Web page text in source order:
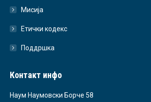
Мисија
Етички кодекс
Поддршка
Контакт инфо
Наум Наумовски Борче 58